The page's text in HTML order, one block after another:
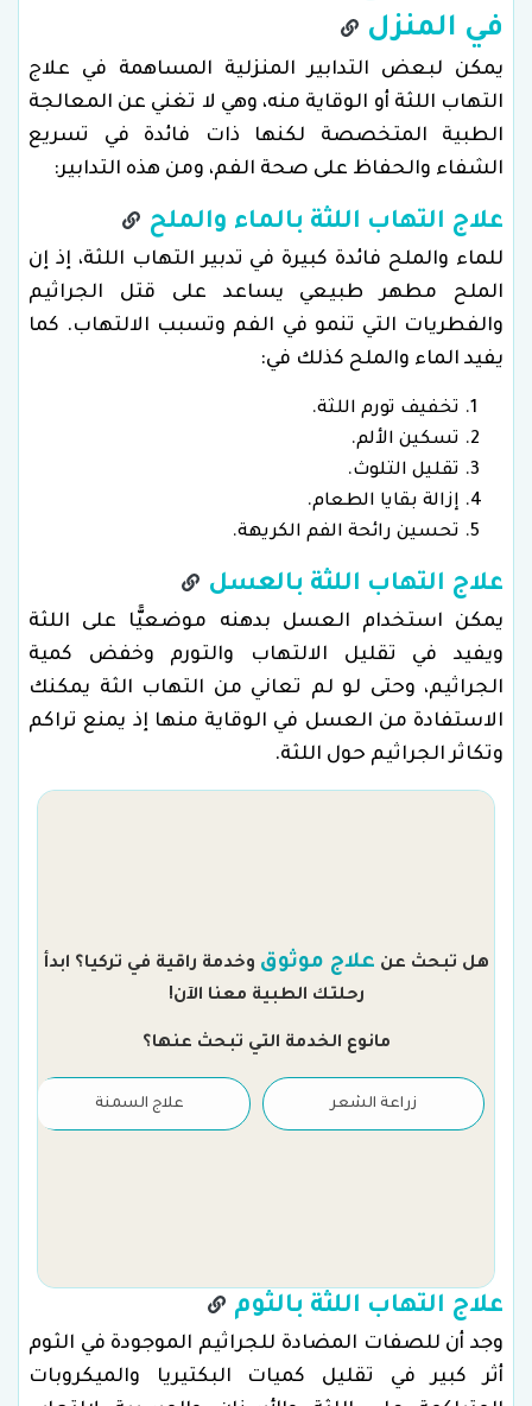
في المنزل
يمكن لبعض التدابير المنزلية المساهمة في علاج
التهاب اللثة أو الوقاية منه، وهي لا تغني عن المعالجة
الطبية المتخصصة لكنها ذات فائدة في تسريع
الشفاء والحفاظ على صحة الفم، ومن هذه التدابير:
علاج التهاب اللثة بالماء والملح
للماء والملح فائدة كبيرة في تدبير التهاب اللثة، إذ إن
الملح مطهر طبيعي يساعد على قتل الجراثيم
والفطريات التي تنمو في الفم وتسبب الالتهاب. كما
يفيد الماء والملح كذلك في:
تخفيف تورم اللثة.
تسكين الألم.
تقليل التلوث.
إزالة بقايا الطعام.
تحسين رائحة الفم الكريهة.
علاج التهاب اللثة بالعسل
يمكن استخدام العسل بدهنه موضعيًّا على اللثة
ويفيد في تقليل الالتهاب والتورم وخفض كمية
الجراثيم، وحتى لو لم تعاني من التهاب الثة يمكنك
الاستفادة من العسل في الوقاية منها إذ يمنع تراكم
وتكاثر الجراثيم حول اللثة.
هل تبحث عن علاج موثوق وخدمة راقية في تركيا؟ ابدأ
رحلتك الطبية معنا الآن!
مانوع الخدمة التي تبحث عنها؟
زراعة الشعر علاج السمنة
علاج التهاب اللثة بالثوم
وجد أن للصفات المضادة للجراثيم الموجودة في الثوم
أثر كبير في تقليل كميات البكتيريا والميكروبات